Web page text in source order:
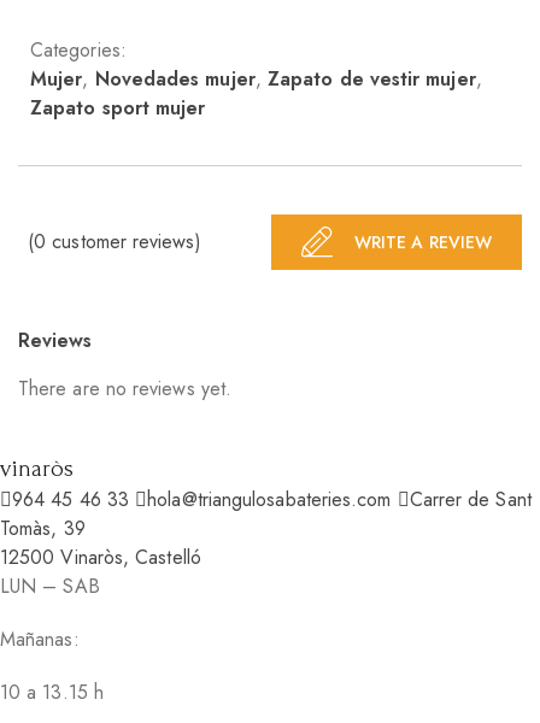
Categories:
Mujer, Novedades mujer, Zapato de vestir mujer,
Zapato sport mujer
(0 customer reviews) WRITE A REVIEW
Reviews
There are no reviews yet.
vinaròs
964 45 46 33 hola@triangulosabateries.com
Carrer de Sant
Tomàs, 39
12500 Vinaròs, Castelló
LUN – SAB
Mañanas:
10 a 13.15 h